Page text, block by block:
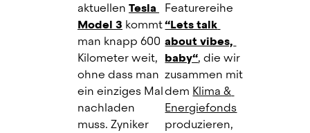
aktuellen Tesla
Model 3 kommt
man knapp 600
Kilometer weit,
ohne dass man
ein einziges Mal
nachladen
muss. Zyniker
“Lets talk
about vibes,
baby“, die wir
zusammen mit
dem Klima &
Energiefonds
produzieren,